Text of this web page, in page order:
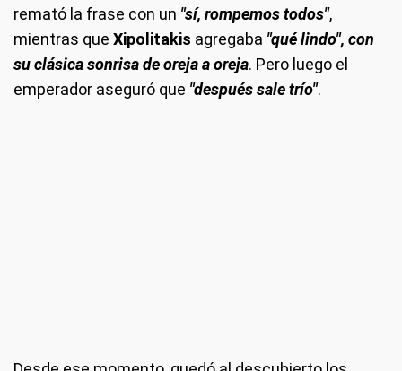
remató la frase con un "sí, rompemos todos",
mientras que Xipolitakis agregaba "qué lindo", con
su clásica sonrisa de oreja a oreja. Pero luego el
emperador aseguró que "después sale trío".